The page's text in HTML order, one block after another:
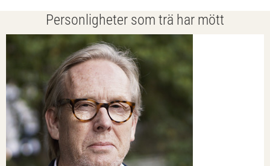
Personligheter som trä har mött